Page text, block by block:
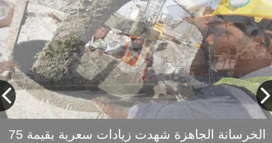
الخرسانة الجاهزة شهدت زيادات سعرية بقيمة 75أحمد نيازي: المرحلة ليست مرحلة تحقيق أرباح،